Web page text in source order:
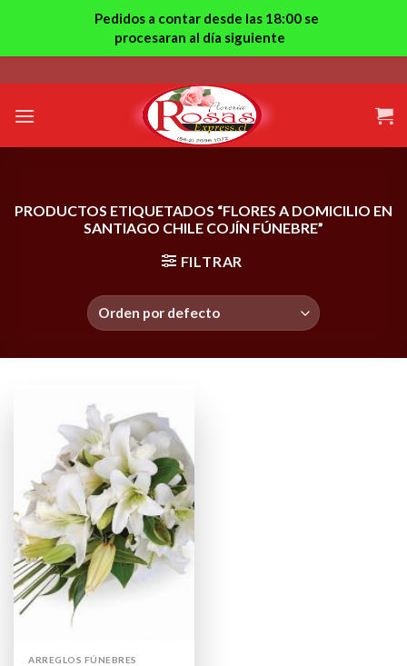
to
content
PRODUCTOS ETIQUETADOS “FLORES A DOMICILIO EN
SANTIAGO CHILE COJÍN FÚNEBRE”
FILTRAR
ARREGLOS FÚNEBRES
Pedidos a contar desde las 18:00 se
procesaran al día siguiente